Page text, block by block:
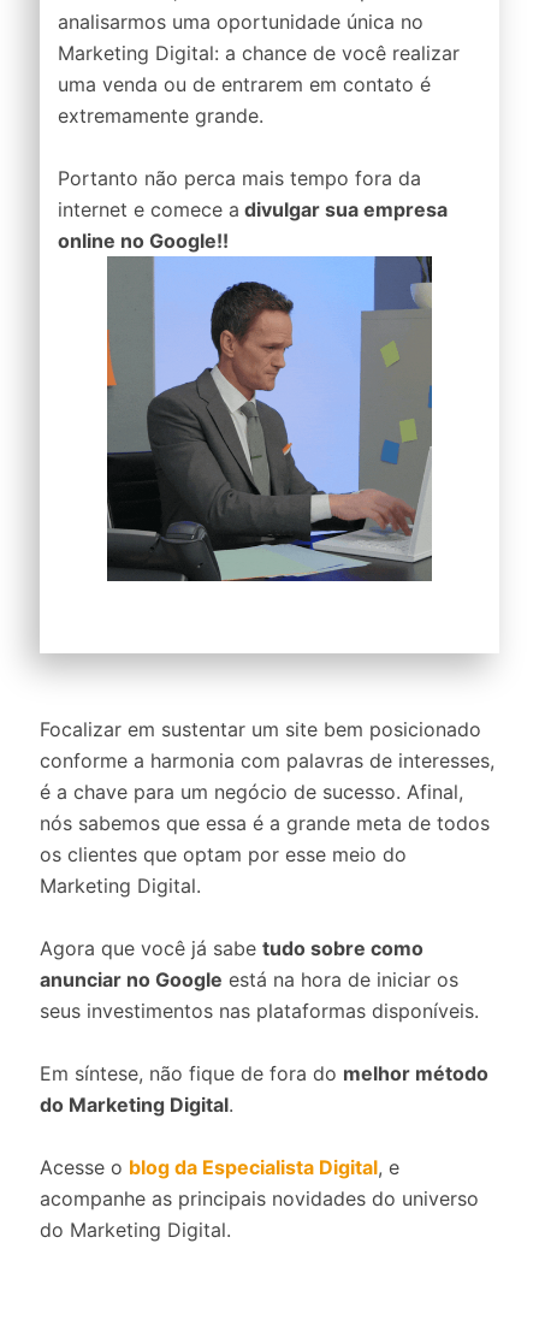
analisarmos uma oportunidade única no
Marketing Digital: a chance de você realizar
uma venda ou de entrarem em contato é
extremamente grande.
Portanto não perca mais tempo fora da
internet e comece a divulgar sua empresa
online no Google!!
Focalizar em sustentar um site bem posicionado
conforme a harmonia com palavras de interesses,
é a chave para um negócio de sucesso. Afinal,
nós sabemos que essa é a grande meta de todos
os clientes que optam por esse meio do
Marketing Digital.
Agora que você já sabe tudo sobre como
anunciar no Google está na hora de iniciar os
seus investimentos nas plataformas disponíveis.
Em síntese, não fique de fora do melhor método
do Marketing Digital.
Acesse o blog da Especialista Digital, e
acompanhe as principais novidades do universo
do Marketing Digital.